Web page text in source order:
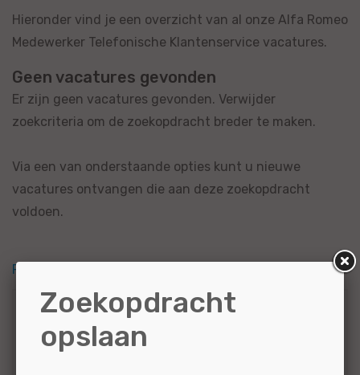
Hieronder vind je een overzicht van al onze Alfa Romeo
Medewerker Telefonische Klantenservice vacatures.
Geen vacatures gevonden
Er zijn geen vacatures gevonden. Verwijder
zoekcriteria om de zoekopdracht breder te maken.
Via een van onderstaande opties kunt u nieuwe
vacatures ontvangen die aan deze zoekopdracht
voldoen.
RSS feed
Zoekcriteria
Zoekopdracht
opslaan